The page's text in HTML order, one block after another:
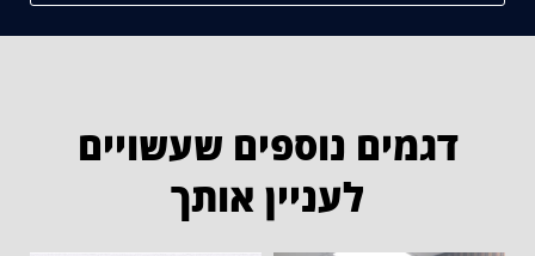
דגמים נוספים שעשויים
לעניין אותך